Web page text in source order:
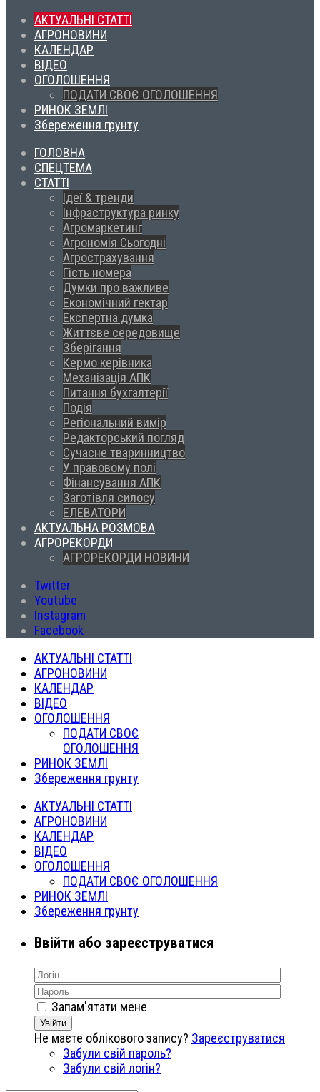
АКТУАЛЬНІ СТАТТІ
АГРОНОВИНИ
КАЛЕНДАР
ВІДЕО
ОГОЛОШЕННЯ
ПОДАТИ СВОЄ ОГОЛОШЕННЯ
РИНОК ЗЕМЛІ
Збереження грунту
ГОЛОВНА
СПЕЦТЕМА
СТАТТІ
Ідеї & тренди
Інфраструктура ринку
Агромаркетинг
Агрономія Сьогодні
Агрострахування
Гість номера
Думки про важливе
Економічний гектар
Експертна думка
Життєве середовище
Зберігання
Кермо керівника
Механізація АПК
Питання бухгалтерії
Подія
Регіональний вимір
Редакторський погляд
Сучасне тваринництво
У правовому полі
Фінансування АПК
Заготівля силосу
ЕЛЕВАТОРИ
АКТУАЛЬНА РОЗМОВА
АГРОРЕКОРДИ
АГРОРЕКОРДИ НОВИНИ
Twitter
Youtube
Instagram
Facebook
АКТУАЛЬНІ СТАТТІ
АГРОНОВИНИ
КАЛЕНДАР
ВІДЕО
ОГОЛОШЕННЯ
ПОДАТИ СВОЄ
ОГОЛОШЕННЯ
РИНОК ЗЕМЛІ
Збереження грунту
АКТУАЛЬНІ СТАТТІ
АГРОНОВИНИ
КАЛЕНДАР
ВІДЕО
ОГОЛОШЕННЯ
ПОДАТИ СВОЄ ОГОЛОШЕННЯ
РИНОК ЗЕМЛІ
Збереження грунту
Ввійти або зареєструватися
Запам'ятати мене
Увійти
Не маєте облікового запису? Зареєструватися
Забули свій пароль?
Забули свій логін?